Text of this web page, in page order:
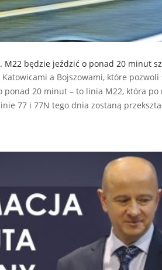
będzie jeździć o ponad 20 minut
a Bojszowami, które pozwoli
20 minut – to linia M22, która po
77 i 77N tego dnia zostaną